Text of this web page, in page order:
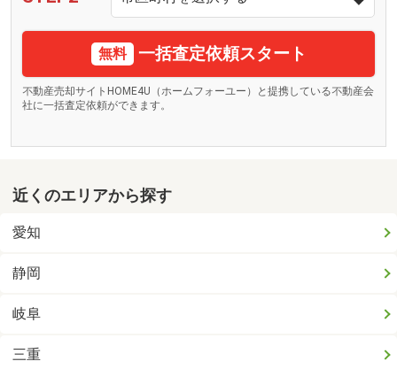
無料 一括査定依頼スタート
不動産売却サイトHOME4U（ホームフォーユー）と提携している不動産会
社に一括査定依頼ができます。
近くのエリアから探す
愛知
静岡
岐阜
三重